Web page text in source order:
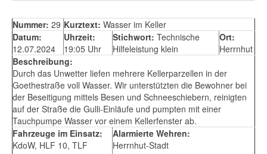
Nummer: 29 Kurztext: Wasser im Keller
Datum:
12.07.2024
Uhrzeit:
19:05 Uhr
Stichwort: Technische
Hilfeleistung klein
Ort:
Herrnhut
Beschreibung:
Durch das Unwetter liefen mehrere Kellerparzellen in der
Goethestraße voll Wasser. Wir unterstützten die Bewohner bei
der Beseitigung mittels Besen und Schneeschiebern, reinigten
auf der Straße die Gulli-Einläufe und pumpten mit einer
Tauchpumpe Wasser vor einem Kellerfenster ab.
Fahrzeuge im Einsatz:
KdoW, HLF 10, TLF
Alarmierte Wehren:
Herrnhut-Stadt